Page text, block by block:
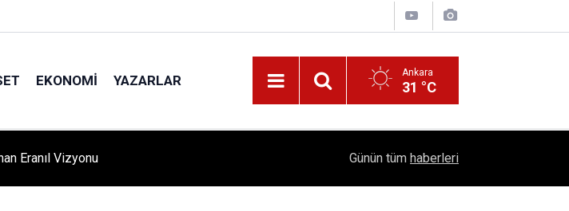
EKONOMI YAZARLAR Ankara
31 °C
Kursiyerler Gönüllerince Eğlendi! 1504 Kep, Tek Bir Hedef: Bilim Kenti Çubuk
Günün tüm haberleri